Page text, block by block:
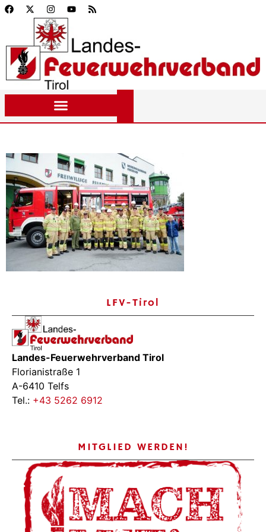
LFV-Tirol
Landes-Feuerwehrverband Tirol
Florianistraße 1
A-6410 Telfs
Tel.: +43 5262 6912
MITGLIED WERDEN!